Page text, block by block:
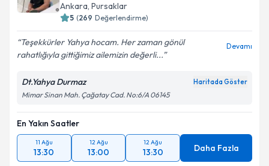
Kişisel verilerimin işlenmesine ilişkin
Aydınlatma
Metni'ni okudum ve kişisel verilerimin belirtilen
Takvim Talebini Gönder
Ankara, Pursaklar
5 (269 Değerlendirme)
Teşekkürler Yahya hocam. Her zaman gönül
rahatlığıyla gittiğimiz ailemizin değerli...
Devamı
Dt.Yahya Durmaz Haritada Göster
Mimar Sinan Mah. Çağatay Cad. No:6/A 06145
En Yakın Saatler
11 Ağu
13:30
12 Ağu
13:00
12 Ağu
13:30 Daha Fazla